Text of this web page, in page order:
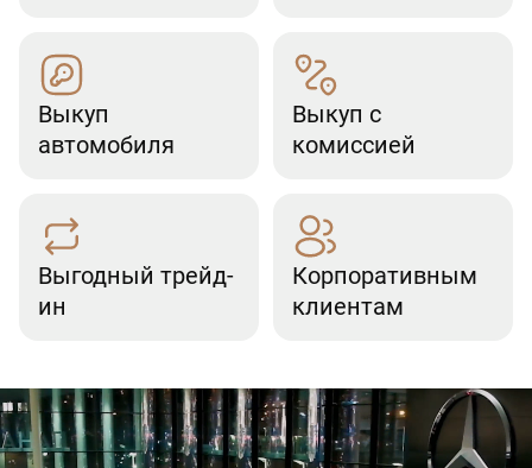
Выкуп
автомобиля
Выкуп с
комиссией
Выгодный трейд-
ин
Корпоративным
клиентам